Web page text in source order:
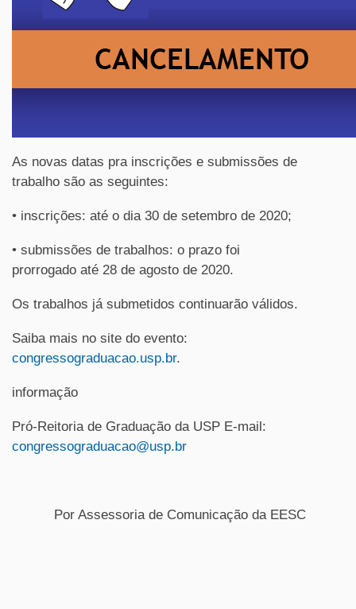
As novas datas pra inscrições e submissões de
trabalho são as seguintes:
• inscrições: até o dia 30 de setembro de 2020;
• submissões de trabalhos: o prazo foi
prorrogado até 28 de agosto de 2020.
Os trabalhos já submetidos continuarão válidos.
Saiba mais no site do evento:
congressograduacao.usp.br.
informação
Pró-Reitoria de Graduação da USP E-mail:
congressograduacao@usp.br
Por Assessoria de Comunicação da EESC